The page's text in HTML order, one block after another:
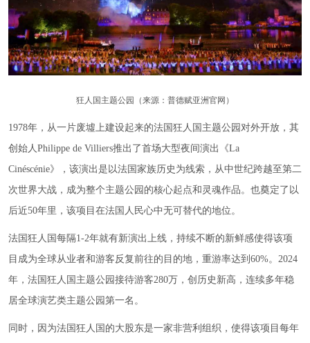
狂人国主题公园（来源：普德赋亚洲官网）
1978年，从一片废墟上建设起来的法国狂人国主题公园对外开放，其
创始人Philippe de Villiers推出了首场大型夜间演出《La
Cinéscénie》，该演出是以法国家族历史为线索，从中世纪跨越至第二
次世界大战，成为整个主题公园的核心起点和灵魂作品。也奠定了以
后近50年里，该项目在法国人民心中无可替代的地位。
法国狂人国每隔1-2年就有新演出上线，持续不断的新鲜感使得该项
目成为全球从业者和游客反复前往的目的地，重游率达到60%。2024
年，法国狂人国主题公园接待游客280万，创历史新高，连续多年稳
居全球演艺类主题公园第一名。
同时，因为法国狂人国的大股东是一家非营利组织，使得该项目每年